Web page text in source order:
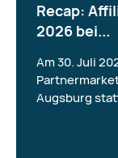
Recap:
2026 bei...
Am 30. Juli
Augsburg